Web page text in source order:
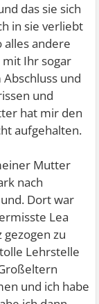
das sie sich
in sie verliebt
andere
mit Ihr sogar
Abschluss und
und
hat mir den
aufgehalten.
Mutter
nach
Dort war
Lea
gezogen zu
Lehrstelle
und ich habe